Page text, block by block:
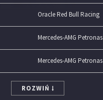
Oracle Red Bull Racing
Mercedes-AMG Petronas
Mercedes-AMG Petronas
ROZWIŃ